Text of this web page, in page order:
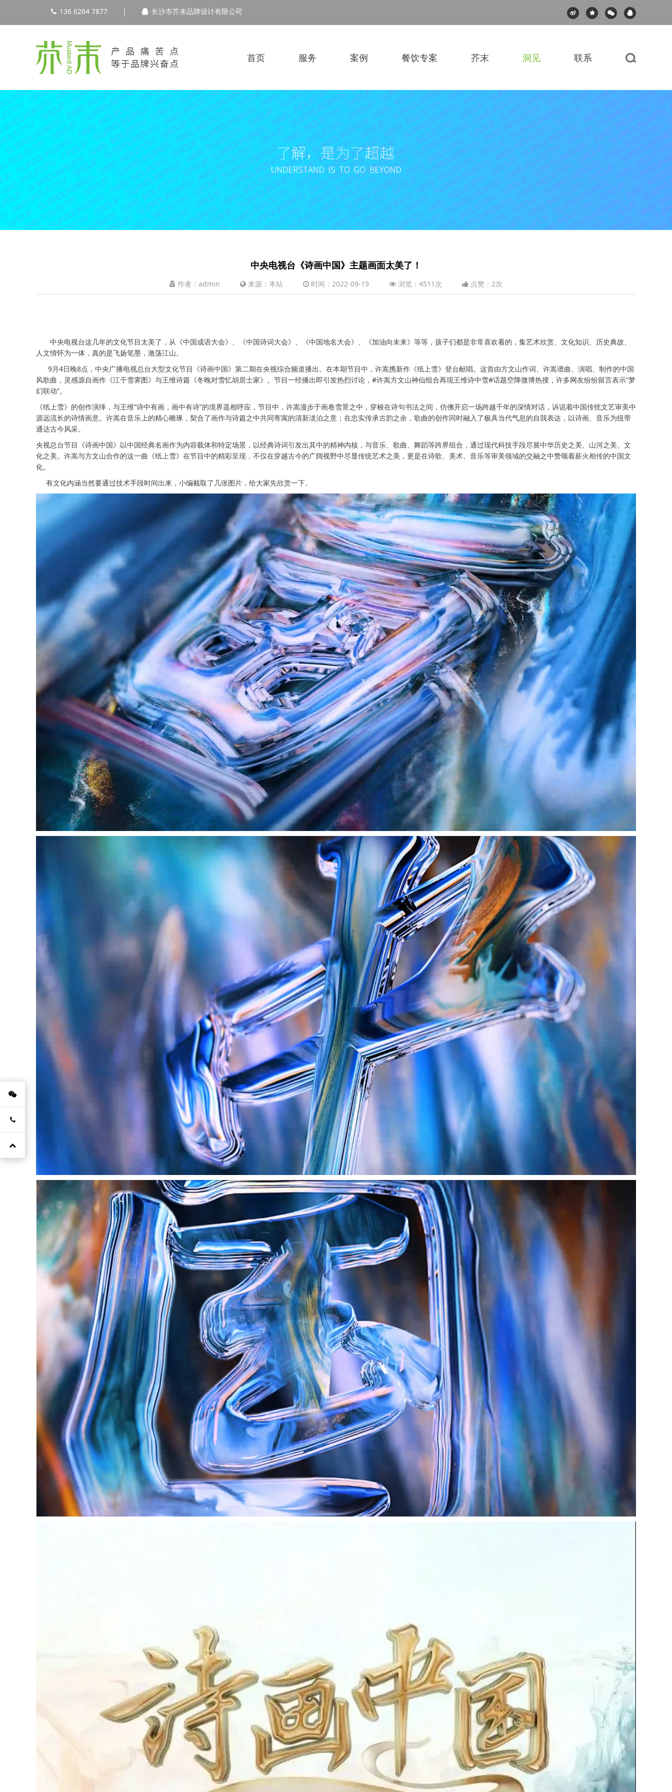
136 6264 7877 | 长沙市芥末品牌设计有限公司
首页 服务 案例 餐饮专案 芥末 洞见 联系
中央电视台《诗画中国》主题画面太美了！
作者：admin 来源：本站 时间：2022-09-19 浏览：4511次 点赞： 2次
中央电视台这几年的文化节目太美了，从《中国成语大会》、《中国诗词大会》、《中国地名大会》、《加油向未来》等等，孩子们都是非常喜欢看的，集艺术欣赏、文化知识、历史典故、
人文情怀为一体，真的是飞扬笔墨，激荡江山。
9月4日晚8点，中央广播电视总台大型文化节目《诗画中国》第二期在央视综合频道播出。在本期节目中，许嵩携新作《纸上雪》登台献唱。这首由方文山作词、许嵩谱曲、演唱、制作的中国
风歌曲，灵感源自画作《江干雪霁图》与王维诗篇《冬晚对雪忆胡居士家》。节目一经播出即引发热烈讨论，#许嵩方文山神仙组合再现王维诗中雪#话题空降微博热搜，许多网友纷纷留言表示“梦
幻联动”。
《纸上雪》的创作演绎，与王维“诗中有画，画中有诗”的境界遥相呼应，节目中，许嵩漫步于画卷雪景之中，穿梭在诗句书法之间，仿佛开启一场跨越千年的深情对话，诉说着中国传统文艺审美中
源远流长的诗情画意。许嵩在音乐上的精心雕琢，契合了画作与诗篇之中共同寄寓的清新淡泊之意；在忠实传承古韵之余，歌曲的创作同时融入了极具当代气息的自我表达，以诗画、音乐为纽带
通达古今风采。
央视总台节目《诗画中国》以中国经典名画作为内容载体和特定场景，以经典诗词引发出其中的精神内核，与音乐、歌曲、舞蹈等跨界组合，通过现代科技手段尽展中华历史之美、山河之美、文
化之美。许嵩与方文山合作的这一曲《纸上雪》在节目中的精彩呈现，不仅在穿越古今的广阔视野中尽显传统艺术之美，更是在诗歌、美术、音乐等审美领域的交融之中赞颂着薪火相传的中国文
化。
有文化内涵当然要通过技术手段时间出来，小编截取了几张图片，给大家先欣赏一下。